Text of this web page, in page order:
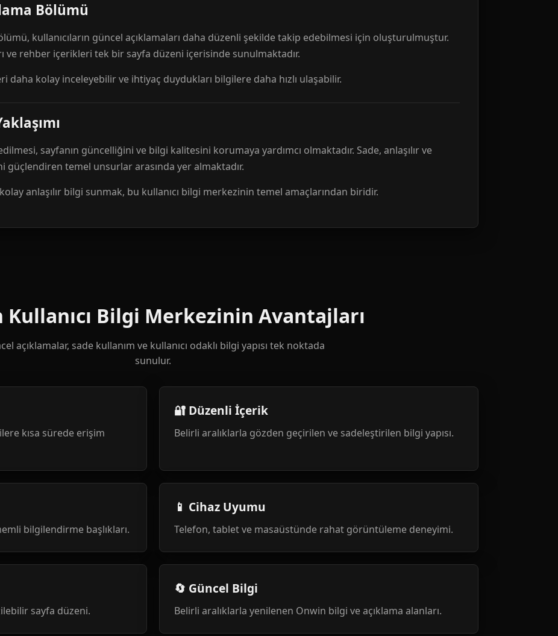
Bölümü
kullanıcıların güncel açıklamaları daha düzenli şekilde takip edebilmesi için oluşturulmuştur.
ve rehber içerikleri tek bir sayfa düzeni içerisinde sunulmaktadır.
daha kolay inceleyebilir ve ihtiyaç duydukları bilgilere daha hızlı ulaşabilir.
sayfanın güncelliğini ve bilgi kalitesini korumaya yardımcı olmaktadır. Sade, anlaşılır ve
güçlendiren temel unsurlar arasında yer almaktadır.
anlaşılır bilgi sunmak, bu kullanıcı bilgi merkezinin temel amaçlarından biridir.
Kullanıcı Bilgi Merkezinin Avantajları
açıklamalar, sade kullanım ve kullanıcı odaklı bilgi yapısı tek noktada
sunulur.
kısa sürede erişim
🔐 Düzenli İçerik
Belirli aralıklarla gözden geçirilen ve sadeleştirilen bilgi yapısı.
bilgilendirme başlıkları.
📱 Cihaz Uyumu
Telefon, tablet ve masaüstünde rahat görüntüleme deneyimi.
sayfa düzeni.
🔄 Güncel Bilgi
Belirli aralıklarla yenilenen Onwin bilgi ve açıklama alanları.